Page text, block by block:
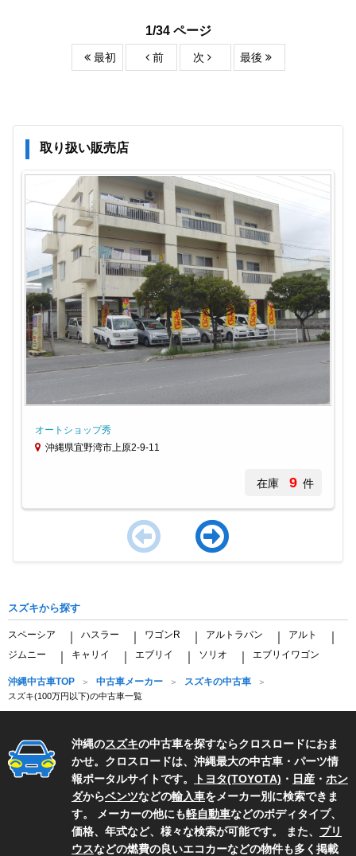
1/34 ページ
最初 前 次 最後
取り扱い販売店
オートショップ秀
沖縄県宜野湾市上原2-9-11
在庫 9 件
4
スズキから探す
スペーシア ハスラー ワゴンR アルトラパン アルト
ジムニー キャリイ エブリイ ソリオ エブリイワゴン
沖縄中古車TOP 中古車メーカー スズキの中古車
スズキ(100万円以下)の中古車一覧
沖縄のスズキの中古車を探すならクロスロードにおま
かせ。クロスロードは、沖縄最大の中古車・パーツ情
報ポータルサイトです。
トヨタ(TOYOTA) ・ 日産 ・ ホン
ダからベンツなどの輸入車をメーカー別に検索できま
す。 メーカーの他にも軽自動車などのボディタイプ、
価格、年式など、様々な検索が可能です。 また、 プリ
ウスなどの燃費の良いエコカーなどの物件も多く掲載